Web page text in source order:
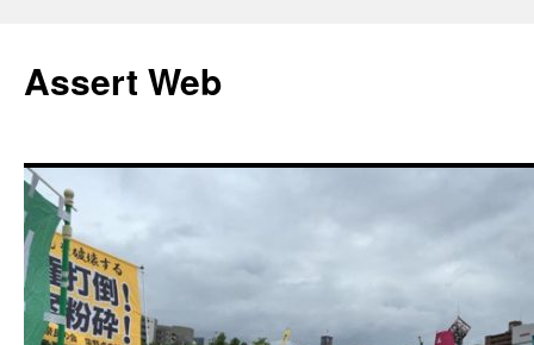
テ
ン
ス
キ
ッ
プ
Assert Web